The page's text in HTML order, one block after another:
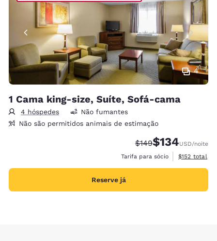
4
1 Cama king-size, Suíte, Sofá-cama
4 hóspedes
Não fumantes
Não são permitidos animais de estimação
Tarifa anterior
$149Tarifa com
$134USD/noite
Tarifa para sócio
Exibir
$152 total
Reserve já